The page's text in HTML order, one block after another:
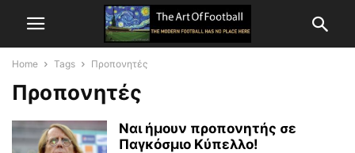
Home Tags Προπονητές
Προπονητές
Ναι ήμουν προπονητής σε
Παγκόσμιο Κύπελλο!